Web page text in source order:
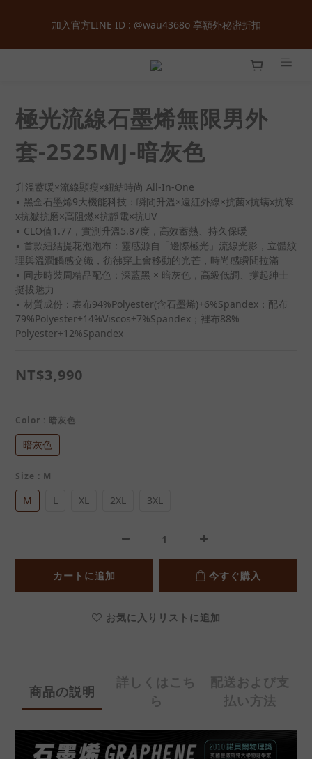
００  購物金 ‧ 累積會員等級最高享正價  ８  折起
加入官方LINE ID : @wau4368o 享額外秘密折扣
全館購物滿  ＄１８００  即享免運 ‧ 首次加入會員立即獲得  ＄１
極光流線石墨烯無限男外
套-2525MJ-暗灰色
升溫蓄暖×流線顯瘦×紐結時尚 All-In-One
▪ 黑金石墨烯9大機能科技：瞬間升溫×遠紅外線×抗菌x抗螨x抗寒
x抗皺抗磨×高阻燃×抗靜電×抗UV
▪ CLO值1.77，實測升溫5.87度，高效蓄熱、持久保暖
▪ 首款紐結提花泡泡布：靈感源自「邊際極光」流線光影，立體紋
理與溫潤觸感交織，彷彿穿上會移動的光芒，時尚感瞬間拉滿
▪ 同步時裝周精品配色：深藍黑 × 暗灰色，高級低調、撐起紳士
挺拔魅力
▪ 材質成份：表布94%Polyester(含石墨烯)+6%Spandex；配布
79%Polyester+14%Viscos+7%Spandex；裡布88%
Polyester+12%Spandex
NT$3,990
Color : 暗灰色
暗灰色
Size : M
M L XL 2XL 3XL
カートに追加 今すぐ購入
お気に入りリストに追加
商品の説明
詳しくはこち
ら
配送および支
払い方法